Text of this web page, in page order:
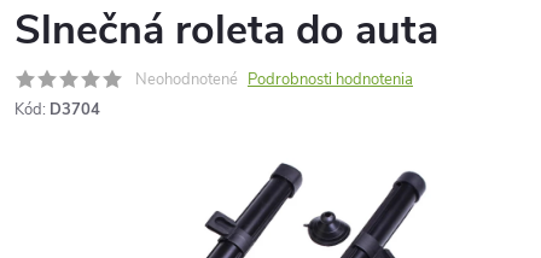
Slnečná roleta do auta
Neohodnotené Podrobnosti hodnotenia
Kód: D3704